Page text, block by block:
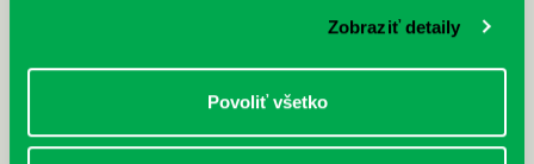
Zobraziť detaily
Povoliť všetko
Letné horúčavy dajú zabrať každému z nás.
Chceme vás preto informovať, že sa naša
petržalská knižnica stala súčasťou pilotného
projektu…